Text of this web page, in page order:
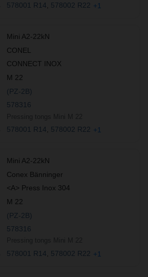
578001 R14 578002 R22 +1
Mini A2-22kN
CONEL
CONNECT INOX
M 22
(PZ-2B)
578316
578001 R14 578002 R22 +1
Mini A2-22kN
Conex Bänninger
<A> Press Inox 304
M 22
(PZ-2B)
578316
578001 R14 578002 R22 +1